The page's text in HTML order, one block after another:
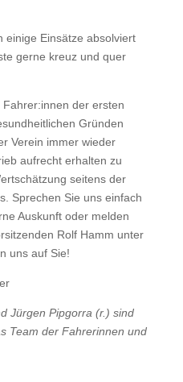
einige Einsätze absolviert
gerne kreuz und quer
der ersten
Gründen
Verein immer wieder
aufrecht erhalten zu
seitens der
Sprechen Sie uns einfach
Auskunft oder melden
Rolf Hamm unter
uns auf Sie!
Jürgen Pipgorra (r.) sind
Team der Fahrerinnen und